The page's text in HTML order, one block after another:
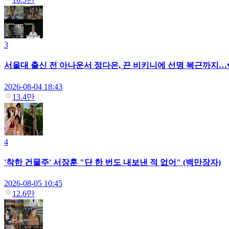
3
서울대 출신 전 아나운서 정다은, 끈 비키니에 선명 복근까지
2026-08-04 18:43
13.4만
4
'착한 건물주' 서장훈 "단 한 번도 내보낸 적 없어" (백만장자)
2026-08-05 10:45
12.6만